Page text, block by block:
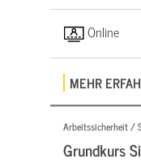
Online
MEHR
Arbeitssicherheit /
Grundkurs